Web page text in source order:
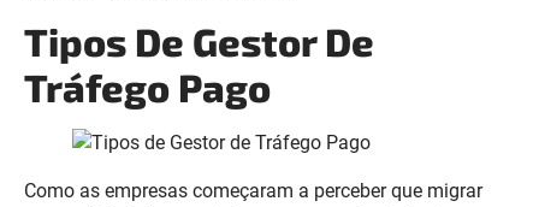
Tipos De Gestor De
Tráfego Pago
Como as empresas começaram a perceber que migrar